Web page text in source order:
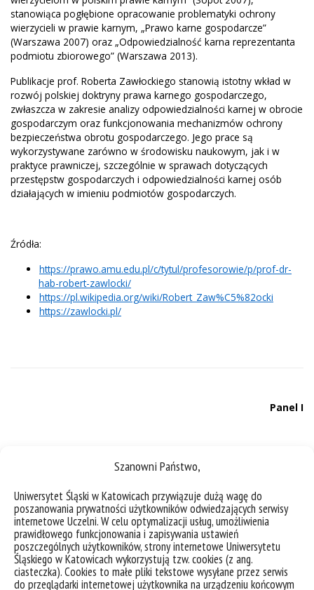
Szanowni Państwo,
Uniwersytet Śląski w Katowicach przywiązuje dużą wagę do
poszanowania prywatności użytkowników odwiedzających serwisy
internetowe Uczelni. W celu optymalizacji usług, umożliwienia
prawidłowego funkcjonowania i zapisywania ustawień
poszczególnych użytkowników, strony internetowe Uniwersytetu
Śląskiego w Katowicach wykorzystują tzw. cookies (z ang.
ciasteczka). Cookies to małe pliki tekstowe wysyłane przez serwis
do przeglądarki internetowej użytkownika na urządzeniu końcowym
stanowiąca pogłębione opracowanie problematyki ochrony
wierzycieli w prawie karnym, „Prawo karne gospodarcze”
(Warszawa 2007) oraz „Odpowiedzialność karna reprezentanta
podmiotu zbiorowego” (Warszawa 2013).
Publikacje prof. Roberta Zawłockiego stanowią istotny wkład w
rozwój polskiej doktryny prawa karnego gospodarczego,
zwłaszcza w zakresie analizy odpowiedzialności karnej w obrocie
gospodarczym oraz funkcjonowania mechanizmów ochrony
bezpieczeństwa obrotu gospodarczego. Jego prace są
wykorzystywane zarówno w środowisku naukowym, jak i w
praktyce prawniczej, szczególnie w sprawach dotyczących
przestępstw gospodarczych i odpowiedzialności karnej osób
działających w imieniu podmiotów gospodarczych.
Źródła:
https://prawo.amu.edu.pl/c/tytul/profesorowie/p/prof-dr-
hab-robert-zawlocki/
https://pl.wikipedia.org/wiki/Robert_Zaw%C5%82ocki
https://zawlocki.pl/
Panel I
(moderacja: dr Michał Grudecki, prof. UŚ)
Obrót gospodarczy jako przedmiot ochrony prawnokarnej
dr Marek Bielski (Uniwersytet Jagielloński)
Kontrowersje wokół rzeczywistego zasięgu kryminalizacyjnego
typów uregulowanych w rozdziale XXXVI k.k.
dr hab. Dagmara Gruszecka (Uniwersytet Wrocławski)